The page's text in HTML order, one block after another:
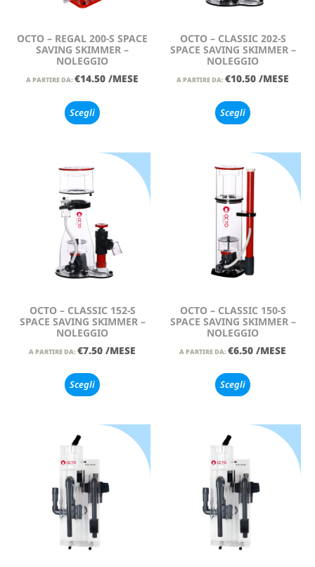
OCTO – REGAL 200-S SPACE
SAVING SKIMMER –
NOLEGGIO
A PARTIRE DA: €14.50 /MESE
Scegli
OCTO – CLASSIC 202-S
SPACE SAVING SKIMMER –
NOLEGGIO
A PARTIRE DA: €10.50 /MESE
Scegli
OCTO – CLASSIC 152-S
SPACE SAVING SKIMMER –
NOLEGGIO
A PARTIRE DA: €7.50 /MESE
Scegli
OCTO – CLASSIC 150-S
SPACE SAVING SKIMMER –
NOLEGGIO
A PARTIRE DA: €6.50 /MESE
Scegli